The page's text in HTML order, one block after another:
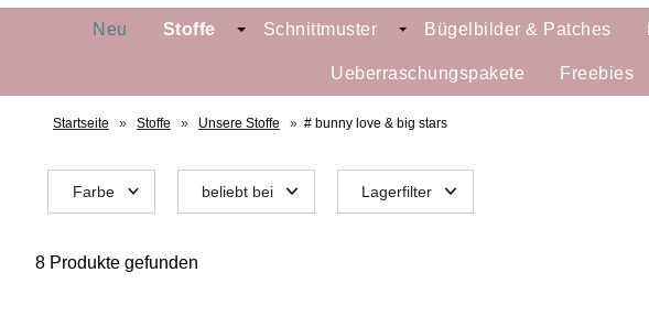
Neu Stoffe Schnittmuster Bügelbilder & Patches
Ueberraschungspakete Freebies
Startseite » Stoffe » Unsere Stoffe » # bunny love & big stars
Farbe beliebt bei Lagerfilter
8 Produkte gefunden